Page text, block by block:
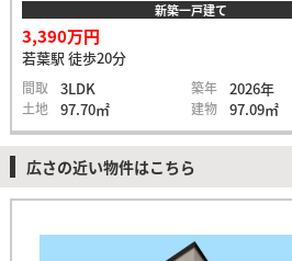
新築一戸建て
3,390万円
若葉駅 徒歩20分
間取 3LDK 築年 2026年
土地 97.70㎡ 建物 97.09㎡
広さの近い物件はこちら